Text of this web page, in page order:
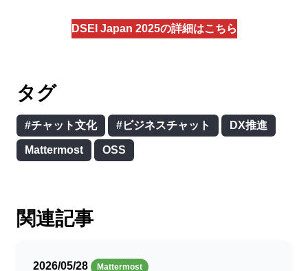
DSEI Japan 2025の詳細はこちら
タグ
#チャット文化 #ビジネスチャット DX推進
Mattermost OSS
関連記事
2026/05/28 Mattermost